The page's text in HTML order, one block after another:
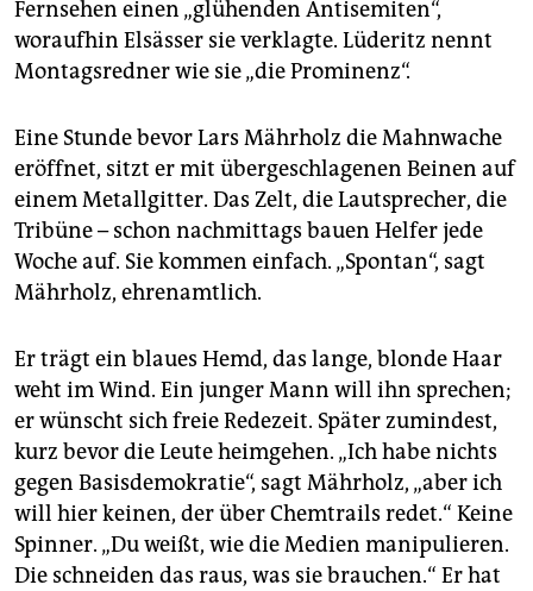
Fernsehen einen „glühenden Antisemiten“,
woraufhin Elsässer sie verklagte. Lüderitz nennt
Montagsredner wie sie „die Prominenz“.
Eine Stunde bevor Lars Mährholz die Mahnwache
eröffnet, sitzt er mit übergeschlagenen Beinen auf
einem Metallgitter. Das Zelt, die Lautsprecher, die
Tribüne – schon nachmittags bauen Helfer jede
Woche auf. Sie kommen einfach. „Spontan“, sagt
Mährholz, ehrenamtlich.
Er trägt ein blaues Hemd, das lange, blonde Haar
weht im Wind. Ein junger Mann will ihn sprechen;
er wünscht sich freie Redezeit. Später zumindest,
kurz bevor die Leute heimgehen. „Ich habe nichts
gegen Basisdemokratie“, sagt Mährholz, „aber ich
will hier keinen, der über Chemtrails redet.“ Keine
Spinner. „Du weißt, wie die Medien manipulieren.
Die schneiden das raus, was sie brauchen.“ Er hat